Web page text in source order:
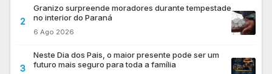
2
Granizo surpreende moradores durante tempestade
no interior do Paraná
6 Ago 2026
3
Neste Dia dos Pais, o maior presente pode ser um
futuro mais seguro para toda a família